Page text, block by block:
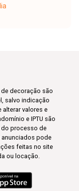
decoração são
salvo indicação
valores e
e IPTU são
do processo de
pode
feitas no site
ou locação.